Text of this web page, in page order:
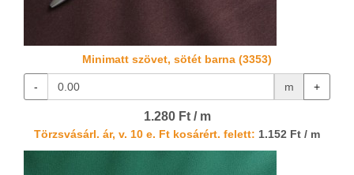
Minimatt szövet, sötét barna (3353)
- m +
1.280 Ft / m
Törzsvásárl. ár, v. 10 e. Ft kosárért. felett: 1.152 Ft / m